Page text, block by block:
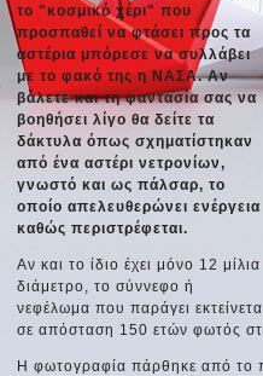
το "κοσμικό χέρι" που
προσπαθεί να φτάσει προς τα
αστέρια μπόρεσε να συλλάβει
με το φακό της η ΝΑΣΑ. Αν
βάλετε και τη φαντασία σας να
βοηθήσει λίγο θα δείτε τα
δάκτυλα όπως σχηματίστηκαν
από ένα αστέρι νετρονίων,
γνωστό και ως πάλσαρ, το
οποίο απελευθερώνει ενέργεια
καθώς περιστρέφεται.
Αν και το ίδιο έχει μόνο 12 μίλια
διάμετρο, το σύννεφο ή
νεφέλωμα που παράγει
σε απόσταση 150 ετών φωτός
Η φωτογραφία πάρθηκε από το